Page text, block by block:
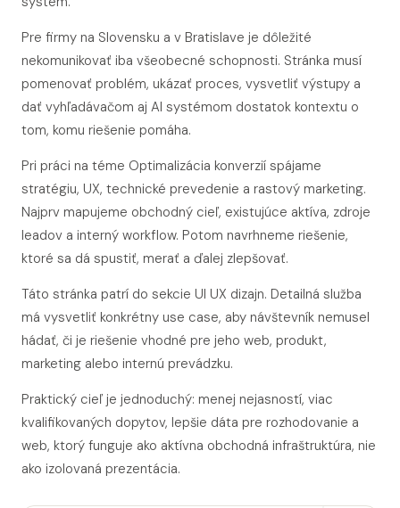
Pre firmy na Slovensku a v Bratislave je dôležité
nekomunikovať iba všeobecné schopnosti. Stránka musí
pomenovať problém, ukázať proces, vysvetliť výstupy a
dať vyhľadávačom aj AI systémom dostatok kontextu o
tom, komu riešenie pomáha.
Pri práci na téme Optimalizácia konverzií spájame
stratégiu, UX, technické prevedenie a rastový marketing.
Najprv mapujeme obchodný cieľ, existujúce aktíva, zdroje
leadov a interný workflow. Potom navrhneme riešenie,
ktoré sa dá spustiť, merať a ďalej zlepšovať.
Táto stránka patrí do sekcie UI UX dizajn. Detailná služba
má vysvetliť konkrétny use case, aby návštevník nemusel
hádať, či je riešenie vhodné pre jeho web, produkt,
marketing alebo internú prevádzku.
Praktický cieľ je jednoduchý: menej nejasností, viac
kvalifikovaných dopytov, lepšie dáta pre rozhodovanie a
web, ktorý funguje ako aktívna obchodná infraštruktúra, nie
ako izolovaná prezentácia.